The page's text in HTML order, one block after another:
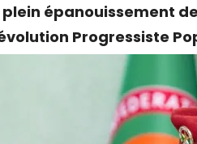
épanouissement
Progressiste